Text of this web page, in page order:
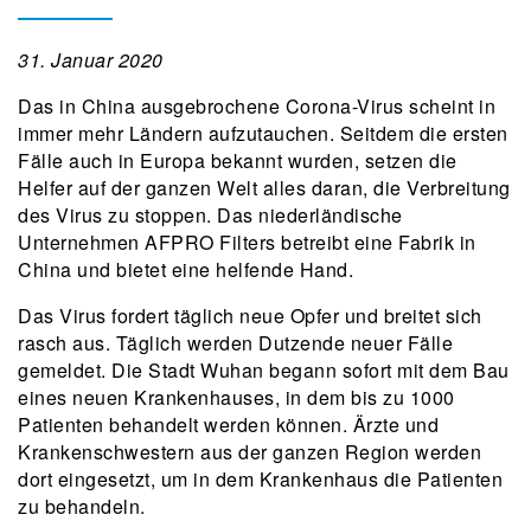
31. Januar 2020
Das in China ausgebrochene Corona-Virus scheint in
immer mehr Ländern aufzutauchen. Seitdem die ersten
Fälle auch in Europa bekannt wurden, setzen die
Helfer auf der ganzen Welt alles daran, die Verbreitung
des Virus zu stoppen. Das niederländische
Unternehmen AFPRO Filters betreibt eine Fabrik in
China und bietet eine helfende Hand.
Das Virus fordert täglich neue Opfer und breitet sich
rasch aus. Täglich werden Dutzende neuer Fälle
gemeldet. Die Stadt Wuhan begann sofort mit dem Bau
eines neuen Krankenhauses, in dem bis zu 1000
Patienten behandelt werden können. Ärzte und
Krankenschwestern aus der ganzen Region werden
dort eingesetzt, um in dem Krankenhaus die Patienten
zu behandeln.